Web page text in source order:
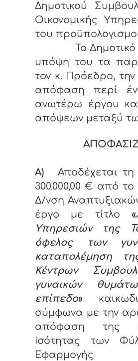
Δημοτικού
Οικονομικής
του
Το Δημοτικό
υπόψη του τα
τον κ. Πρόεδρο, την
απόφαση περί
ανωτέρω έργου
απόψεων μεταξύ
Α) Αποδέχεται τη
300.000,00 € από
Δ/νση
έργο με τίτλο «
Υπηρεσιών της
όφελος των
καταπολέμηση
Κέντρων
γυναικών
επίπεδο»
σύμφωνα με την
απόφαση της
Ισότητας των
Εφαρμογής